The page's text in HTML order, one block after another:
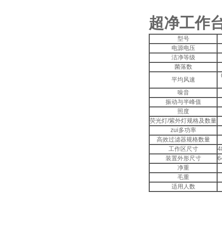
超净工作台
型号
电源电压
洁净等级
菌落数
平均风速
噪音
振动与半峰值
照度
荧光灯/紫外灯规格及数量
zui多功率
高效过滤器规格数量
工作区尺寸
装置外形尺寸
净重
毛重
适用人数